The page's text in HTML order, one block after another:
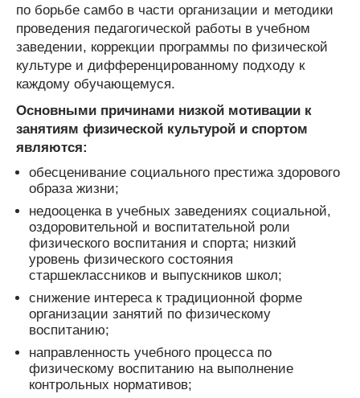
по борьбе самбо в части организации и методики
проведения педагогической работы в учебном
заведении, коррекции программы по физической
культуре и дифференцированному подходу к
каждому обучающемуся.
Основными причинами низкой мотивации к
занятиям физической культурой и спортом
являются:
обесценивание социального престижа здорового
образа жизни;
недооценка в учебных заведениях социальной,
оздоровительной и воспитательной роли
физического воспитания и спорта; низкий
уровень физического состояния
старшеклассников и выпускников школ;
снижение интереса к традиционной форме
организации занятий по физическому
воспитанию;
направленность учебного процесса по
физическому воспитанию на выполнение
контрольных нормативов;